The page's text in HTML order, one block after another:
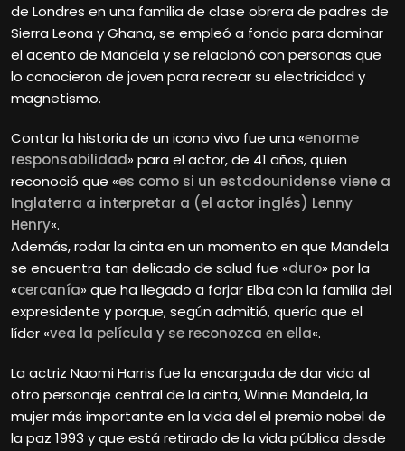
de Londres en una familia de clase obrera de padres de
Sierra Leona y Ghana, se empleó a fondo para dominar
el acento de Mandela y se relacionó con personas que
lo conocieron de joven para recrear su electricidad y
magnetismo.
Contar la historia de un icono vivo fue una «enorme
responsabilidad» para el actor, de 41 años, quien
reconoció que «es como si un estadounidense viene a
Inglaterra a interpretar a (el actor inglés) Lenny
Henry«.
Además, rodar la cinta en un momento en que Mandela
se encuentra tan delicado de salud fue «duro» por la
«cercanía» que ha llegado a forjar Elba con la familia del
expresidente y porque, según admitió, quería que el
líder «vea la película y se reconozca en ella«.
La actriz Naomi Harris fue la encargada de dar vida al
otro personaje central de la cinta, Winnie Mandela, la
mujer más importante en la vida del el premio nobel de
la paz 1993 y que está retirado de la vida pública desde